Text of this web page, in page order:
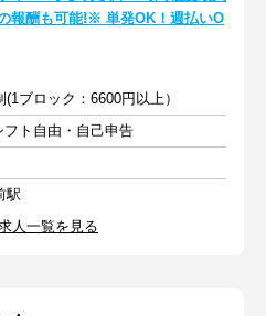
報酬も可能!※ 単発OK！週払いO
ブロック：6600円以上）
フト自由・自己申告
駅
人一覧を見る